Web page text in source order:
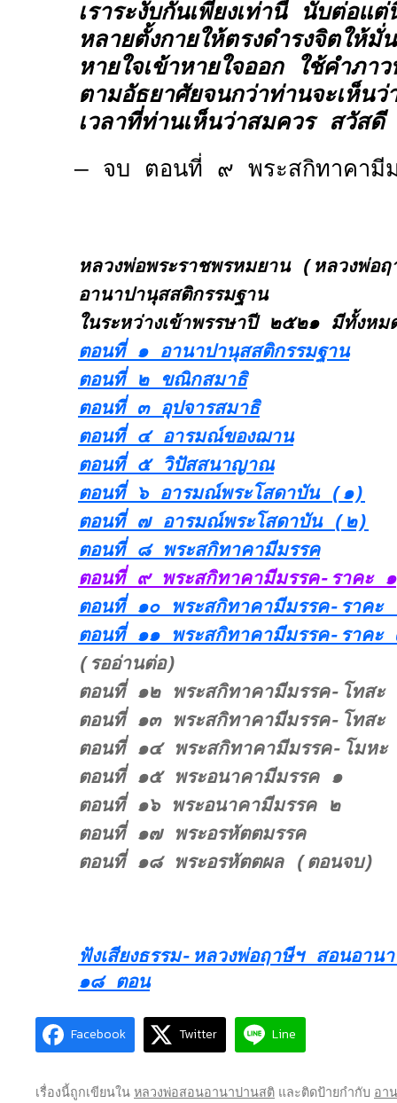
เราระงับกันเพียงเท่านี้ นับต่อแ
หลายตั้งกายให้ตรงดำรงจิตให้
หายใจเข้าหายใจออก ใช้คำภา
ตามอัธยาศัยจนกว่าท่านจะเห็นว่
เวลาที่ท่านเห็นว่าสมควร สวัสดี
— จบ ตอนที่ ๙ พระสกิทาคามี
หลวงพ่อพระราชพรหมยาน (หลวงพ่อ
อานาปานุสสติกรรมฐาน
ในระหว่างเข้าพรรษาปี ๒๕๒๑ มีทั้งห
ตอนที่ ๑ อานาปานุสสติกรรมฐาน
ตอนที่ ๒ ขณิกสมาธิ
ตอนที่ ๓ อุปจารสมาธิ
ตอนที่ ๔ อารมณ์ของฌาน
ตอนที่ ๕ วิปัสสนาญาณ
ตอนที่ ๖ อารมณ์พระโสดาบัน (๑)
ตอนที่ ๗ อารมณ์พระโสดาบัน (๒)
ตอนที่ ๘ พระสกิทาคามีมรรค
ตอนที่ ๙ พระสกิทาคามีมรรค-ราคะ ๑
ตอนที่ ๑๐ พระสกิทาคามีมรรค-ราคะ
ตอนที่ ๑๑ พระสกิทาคามีมรรค-ราคะ
(รออ่านต่อ)
ตอนที่ ๑๒ พระสกิทาคามีมรรค-โทสะ
ตอนที่ ๑๓ พระสกิทาคามีมรรค-โทสะ
ตอนที่ ๑๔ พระสกิทาคามีมรรค-โมหะ
ตอนที่ ๑๕ พระอนาคามีมรรค ๑
ตอนที่ ๑๖ พระอนาคามีมรรค ๒
ตอนที่ ๑๗ พระอรหัตตมรรค
ตอนที่ ๑๘ พระอรหัตตผล (ตอนจบ)
ฟังเสียงธรรม-หลวงพ่อฤาษีฯ สอนอาน
๑๘ ตอน
Facebook Twitter Line
เรื่องนี้ถูกเขียนในหลวงพ่อสอนอานาปานสติ และติดป้ายกำกับ อา